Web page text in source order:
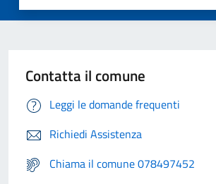
Contatta il comune
Leggi le domande frequenti
Richiedi Assistenza
Chiama il comune 078497452